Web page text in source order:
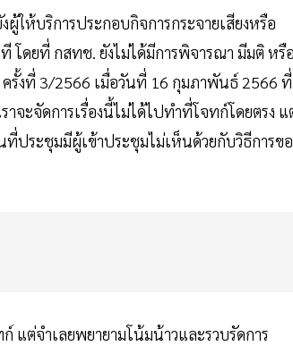
ให้บริการประกอบกิจการกระจายเสียงหรือ
โดยที่ กสทช. ยังไม่ได้มีการพิจารณา มีมติ หรื
ครั้งที่ 3/2566 เมื่อวันที่ 16 กุมภาพันธ์ 2566 ที่
จะจัดการเรื่องนี้ไม่ได้ไปทําที่โจทก์โดยตรง แ
ประชุมมีผู้เข้าประชุมไม่เห็นด้วยกับวิธีการข
แต่จําเลยพยายามโน้มน้าวและรวบรัดการ